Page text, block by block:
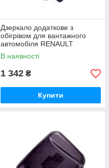
Дзеркало додаткове з
обігрівом для вантажного
автомобіля RENAULT
Magnum
В наявності
1 342 ₴
Купити